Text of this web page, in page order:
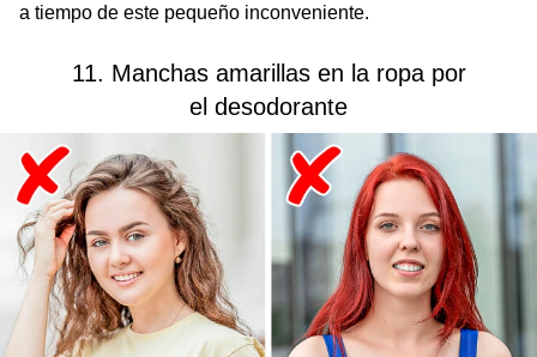
a tiempo de este pequeño inconveniente.
11. Manchas amarillas en la ropa por
el desodorante